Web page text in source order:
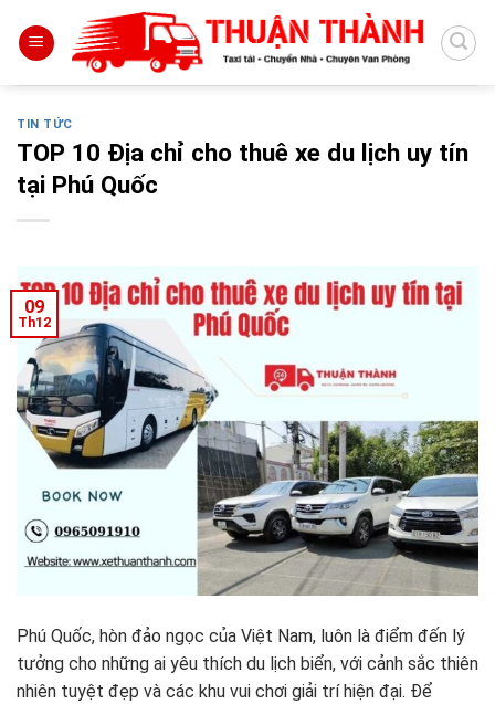
content
TIN TỨC
TOP 10 Địa chỉ cho thuê xe du lịch uy tín
tại Phú Quốc
09
Th12
Phú Quốc, hòn đảo ngọc của Việt Nam, luôn là điểm đến lý
tưởng cho những ai yêu thích du lịch biển, với cảnh sắc thiên
nhiên tuyệt đẹp và các khu vui chơi giải trí hiện đại. Để